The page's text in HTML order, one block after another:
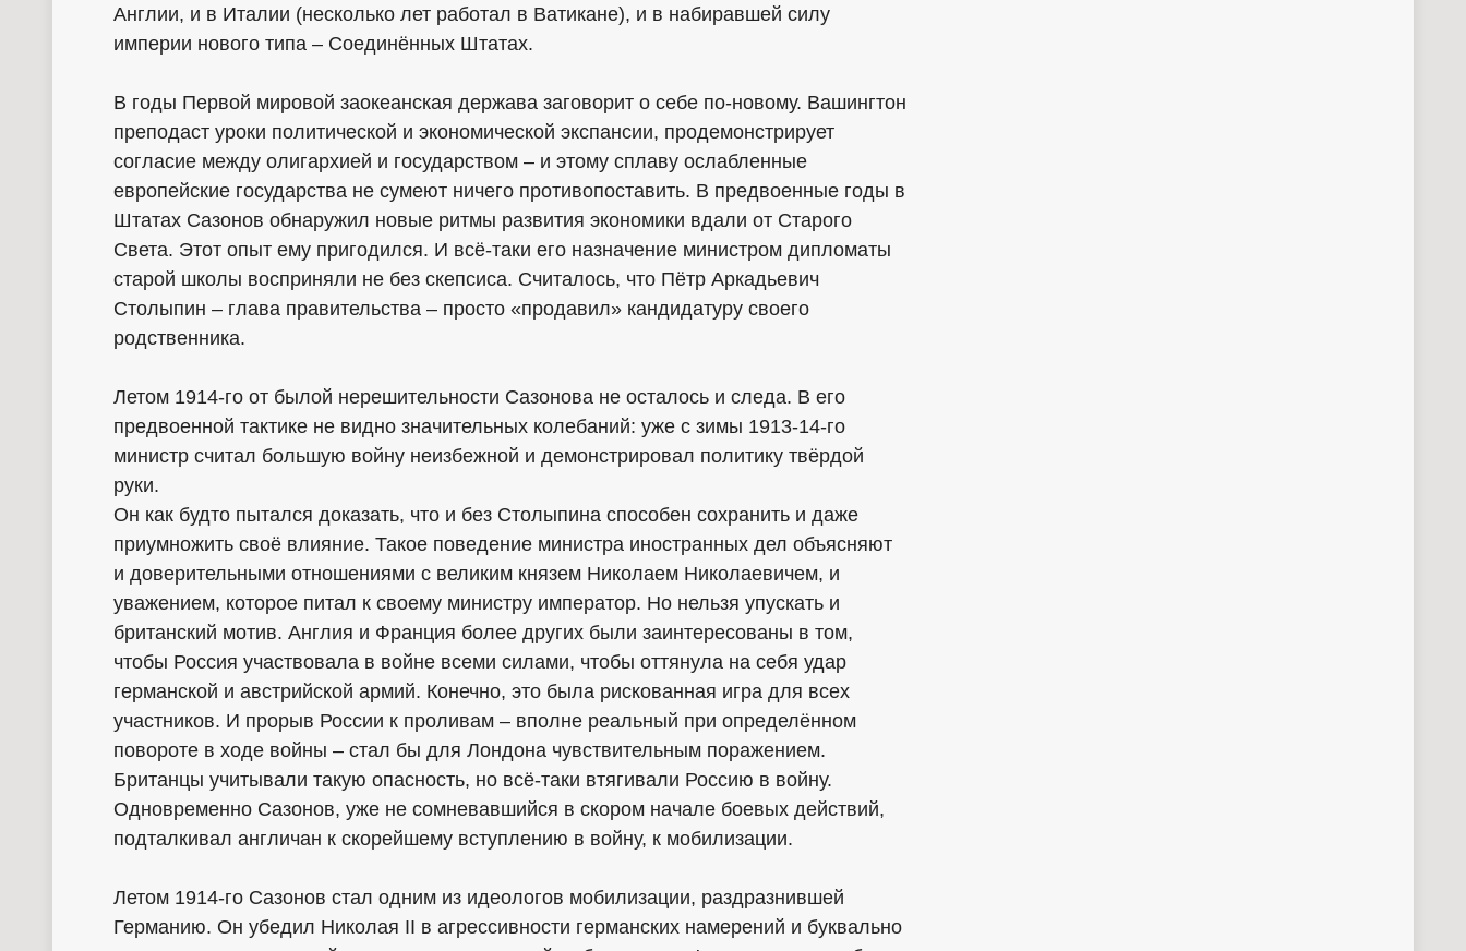
Англии, и в Италии (несколько лет работал в Ватикане), и в набиравшей силу
империи нового типа – Соединённых Штатах.
В годы Первой мировой заокеанская держава заговорит о себе по-новому. Вашингтон
преподаст уроки политической и экономической экспансии, продемонстрирует
согласие между олигархией и государством – и этому сплаву ослабленные
европейские государства не сумеют ничего противопоставить. В предвоенные годы в
Штатах Сазонов обнаружил новые ритмы развития экономики вдали от Старого
Света. Этот опыт ему пригодился. И всё-таки его назначение министром дипломаты
старой школы восприняли не без скепсиса. Считалось, что Пётр Аркадьевич
Столыпин – глава правительства – просто «продавил» кандидатуру своего
родственника.
Летом 1914-го от былой нерешительности Сазонова не осталось и следа. В его
предвоенной тактике не видно значительных колебаний: уже с зимы 1913-14-го
министр считал большую войну неизбежной и демонстрировал политику твёрдой
руки.
Он как будто пытался доказать, что и без Столыпина способен сохранить и даже
приумножить своё влияние. Такое поведение министра иностранных дел объясняют
и доверительными отношениями с великим князем Николаем Николаевичем, и
уважением, которое питал к своему министру император. Но нельзя упускать и
британский мотив. Англия и Франция более других были заинтересованы в том,
чтобы Россия участвовала в войне всеми силами, чтобы оттянула на себя удар
германской и австрийской армий. Конечно, это была рискованная игра для всех
участников. И прорыв России к проливам – вполне реальный при определённом
повороте в ходе войны – стал бы для Лондона чувствительным поражением.
Британцы учитывали такую опасность, но всё-таки втягивали Россию в войну.
Одновременно Сазонов, уже не сомневавшийся в скором начале боевых действий,
подталкивал англичан к скорейшему вступлению в войну, к мобилизации.
Летом 1914-го Сазонов стал одним из идеологов мобилизации, раздразнившей
Германию. Он убедил Николая II в агрессивности германских намерений и буквально